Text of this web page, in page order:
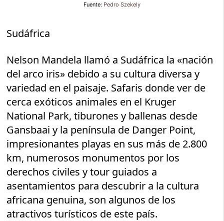
Fuente: Pedro Szekely
Sudáfrica
Nelson Mandela llamó a Sudáfrica la «nación
del arco iris» debido a su cultura diversa y
variedad en el paisaje. Safaris donde ver de
cerca exóticos animales en el Kruger
National Park, tiburones y ballenas desde
Gansbaai y la península de Danger Point,
impresionantes playas en sus más de 2.800
km, numerosos monumentos por los
derechos civiles y tour guiados a
asentamientos para descubrir a la cultura
africana genuina, son algunos de los
atractivos turísticos de este país.